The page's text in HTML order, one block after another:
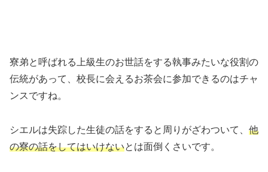
寮弟と呼ばれる上級生のお世話をする執事みたいな役割の
伝統があって、校長に会えるお茶会に参加できるのはチャ
ンスですね。
シエルは失踪した生徒の話をすると周りがざわついて、 他
の寮の話をしてはいけないとは面倒くさいです。